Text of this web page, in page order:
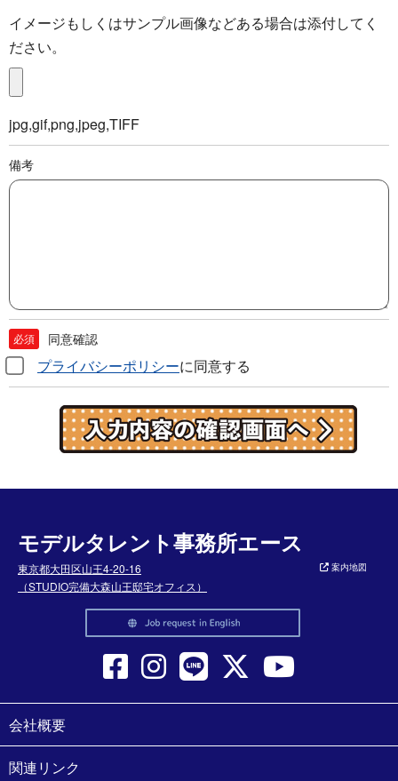
イメージもしくはサンプル画像などある場合は添付してく
ださい。
jpg,gif,png,jpeg,TIFF
備考
必須 同意確認
プライバシーポリシーに同意する
モデルタレント事務所エース
東京都大田区山王4-20-16
（STUDIO完備大森山王邸宅オフィス）
案内地図
会社概要
関連リンク